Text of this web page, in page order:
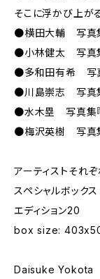
そこに浮かび上が
●横田大輔 写真
●小林健太 写真
●多和田有希 写
●川島崇志 写真
●水木塁 写真集
●梅沢英樹 写真
アーティストそれ
スペシャルボックス
エディション20
box size:
Daisuke